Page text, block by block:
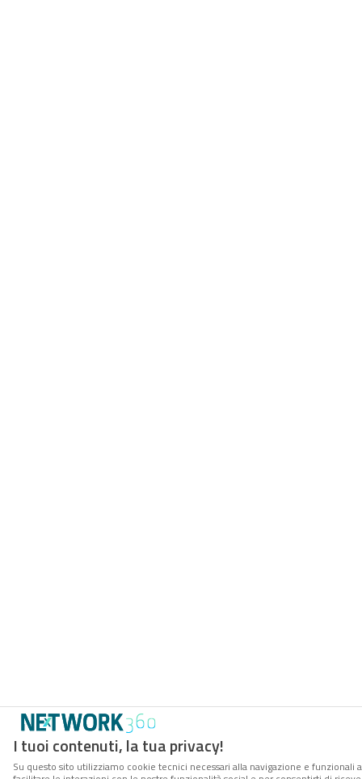
I tuoi contenuti, la tua privacy!
Su questo sito utilizziamo cookie tecnici necessari alla navigazione e